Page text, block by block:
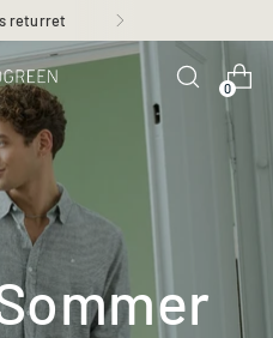
levering
0